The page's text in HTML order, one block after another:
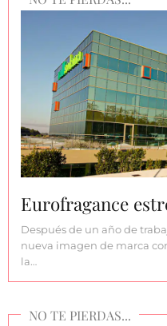
Eurofragance
Después de un año de
nueva imagen de marca
la…